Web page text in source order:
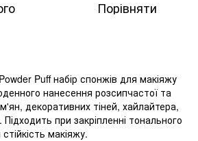
Порівняти
Puff набір спонжів для макіяжу
нанесення розсипчастої та
декоративних тіней, хайлайтера,
при закріпленні тонального
макіяжу.